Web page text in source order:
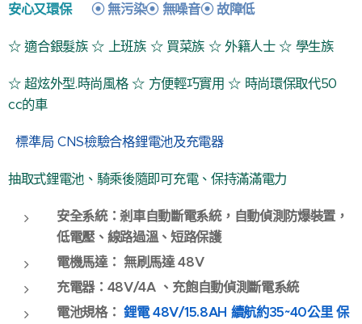
安心又環保➡ ⦿ 無污染⦿ 無噪音⦿ 故障低
☆ 適合銀髮族 ☆ 上班族 ☆ 買菜族 ☆ 外籍人士 ☆ 學生族
☆ 超炫外型.時尚風格☆ 方便輕巧實用☆ 時尚環保取代50
cc的車
標準局 CNS檢驗合格鋰電池及充電器
抽取式鋰電池、騎乘後隨即可充電、保持滿滿電力
安全系統：剎車自動斷電系統，自動偵測防爆裝置，
低電壓、線路過溫、短路保護
電機馬達： 無刷馬達 48V
充電器：48V/4A 、充飽自動偵測斷電系統
電池規格：鋰電 48V/15.8AH 續航約35~40公里保